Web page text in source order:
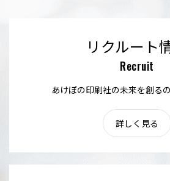
リクルート
Recruit
あけぼの印刷社の未来を創る
詳しく見る